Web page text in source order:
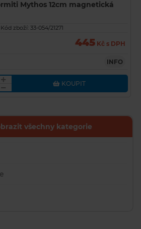
Mythos 12cm magnetická
zboží: 33-054/21271
445 Kč s DPH
INFO
KOUPIT
všechny kategorie